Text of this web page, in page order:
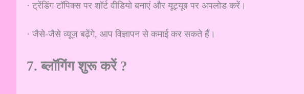
· ट्रेंडिंग टॉपिक्स पर शॉर्ट वीडियो बनाएं और यूट्यूब पर अपलोड करें।
· जैसे-जैसे व्यूज़ बढ़ेंगे, आप विज्ञापन से कमाई कर सकते हैं।
7. ब्लॉगिंग शुरू करें ?